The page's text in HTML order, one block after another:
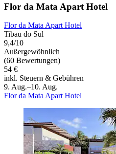
Flor da Mata Apart Hotel
Flor da Mata Apart Hotel
Tibau do Sul
9,4/10
Außergewöhnlich
(60 Bewertungen)
54 €
inkl. Steuern & Gebühren
9. Aug.–10. Aug.
Flor da Mata Apart Hotel